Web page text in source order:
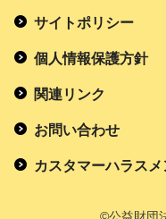
サイトポリシー
個人情報保護方針
関連リンク
お問い合わせ
カスタマーハラス